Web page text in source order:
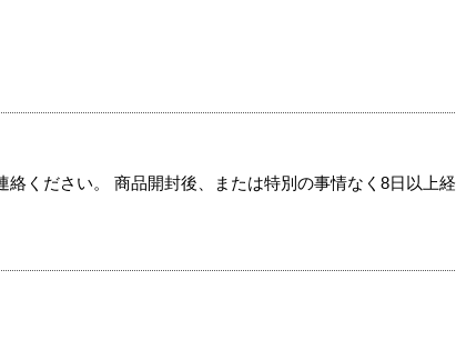
ください。 商品開封後、または特別の事情なく8日以上経